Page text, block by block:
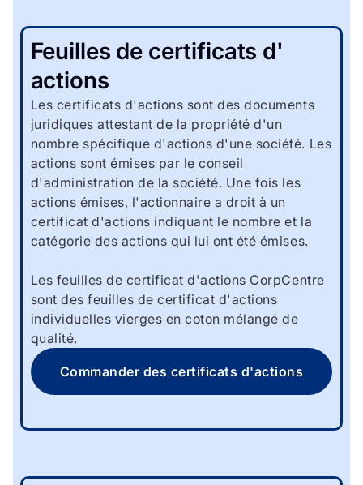
Feuilles de certificats d'
actions
Les certificats d'actions sont des documents
juridiques attestant de la propriété d'un
nombre spécifique d'actions d'une société. Les
actions sont émises par le conseil
d'administration de la société. Une fois les
actions émises, l'actionnaire a droit à un
certificat d'actions indiquant le nombre et la
catégorie des actions qui lui ont été émises.
Les feuilles de certificat d'actions CorpCentre
sont des feuilles de certificat d'actions
individuelles vierges en coton mélangé de
qualité.
Commander des certificats d'actions